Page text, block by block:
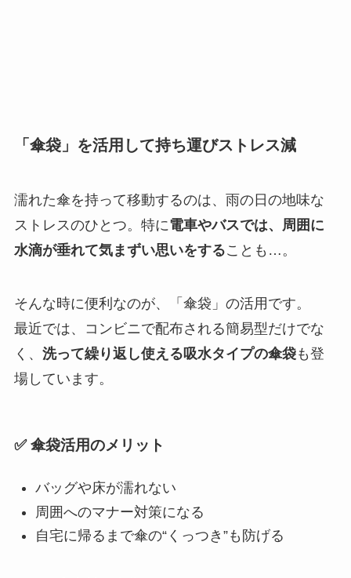
「傘袋」を活用して持ち運びストレス減
濡れた傘を持って移動するのは、雨の日の地味な
ストレスのひとつ。特に電車やバスでは、周囲に
水滴が垂れて気まずい思いをすることも…。
そんな時に便利なのが、「傘袋」の活用です。
最近では、コンビニで配布される簡易型だけでな
く、 洗って繰り返し使える吸水タイプの傘袋も登
場しています。
✅ 傘袋活用のメリット
バッグや床が濡れない
周囲へのマナー対策になる
自宅に帰るまで傘の“くっつき”も防げる